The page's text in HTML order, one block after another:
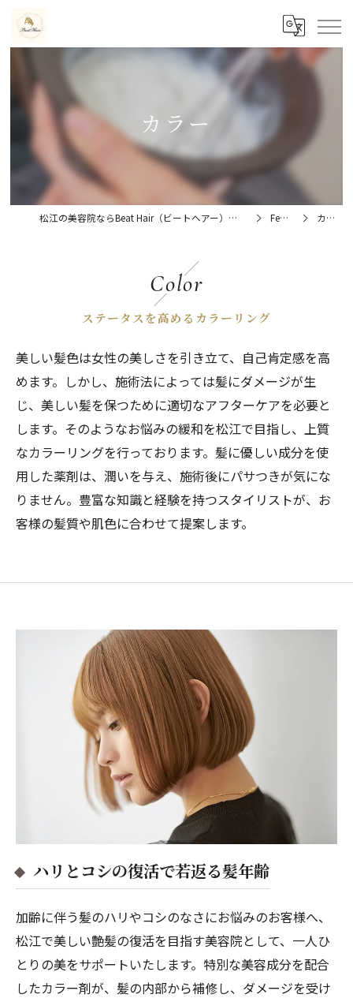
カラー
松江の美容院ならBeat Hair（ビートヘアー）髪質改善特化型サロン Feature カラー
ステータスを高めるカラーリング
Color
美しい髪色は女性の美しさを引き立て、自己肯定感を高
めます。しかし、施術法によっては髪にダメージが生
じ、美しい髪を保つために適切なアフターケアを必要と
します。そのようなお悩みの緩和を松江で目指し、上質
なカラーリングを行っております。髪に優しい成分を使
用した薬剤は、潤いを与え、施術後にパサつきが気にな
りません。豊富な知識と経験を持つスタイリストが、お
客様の髪質や肌色に合わせて提案します。
ハリとコシの復活で若返る髪年齢
加齢に伴う髪のハリやコシのなさにお悩みのお客様へ、
松江で美しい艶髪の復活を目指す美容院として、一人ひ
とりの美をサポートいたします。特別な美容成分を配合
したカラー剤が、髪の内部から補修し、ダメージを受け